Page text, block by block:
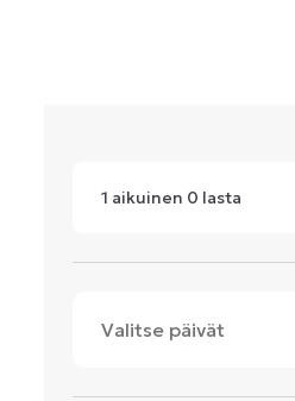
1 aikuinen 0 lasta
Valitse päivät